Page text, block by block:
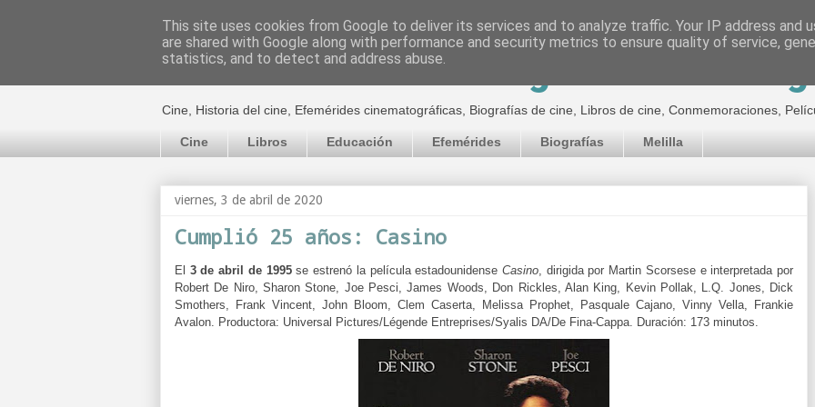
El cultural cinematográfico de Jorge
Cine, Historia del cine, Efemérides cinematográficas, Biografías de cine, Libros de cine, Conmemoraciones,
Cine Libros Educación Efemérides Biografías Melilla
viernes, 3 de abril de 2020
Cumplió 25 años: Casino
El 3 de abril de 1995se estrenó la película estadounidense Casino, dirigida por Martin Scorsese e interpretada por
Robert De Niro, Sharon Stone, Joe Pesci, James Woods, Don Rickles, Alan King, Kevin Pollak, L.Q. Jones, Dick
Smothers, Frank Vincent, John Bloom, Clem Caserta, Melissa Prophet, Pasquale Cajano, Vinny Vella, Frankie
Avalon.
Productora: Universal Pictures/Légende Entreprises/Syalis DA/De Fina-Cappa. Duración: 173 minutos.
This site uses cookies from Google to deliver its services and to analyze traffic. Your IP address and
are shared with Google along with performance and security metrics to ensure quality of service,
statistics, and to detect and address abuse.